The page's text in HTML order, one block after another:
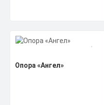
Опора «Ангел»